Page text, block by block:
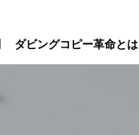
ダビングコピー革命とは